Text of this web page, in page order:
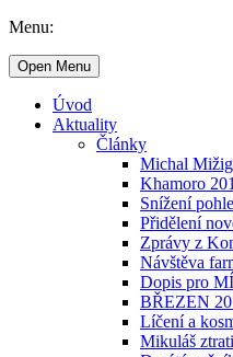
Menu:
Open Menu
Úvod
Aktuality
Články
Michal
Khamoro
Snížení
Přidělení
Zprávy z
Návštěva
Dopis pro
BŘEZEN
Líčení a
Mikuláš